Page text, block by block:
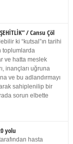
/ Cansu Çöl
ki “kutsal”ın tarihi
toplumlarda
ve hatta meslek
inançları uğruna
ve bu adlandırmayı
sahiplenilip bir
sorun elbette
yolu
hasta